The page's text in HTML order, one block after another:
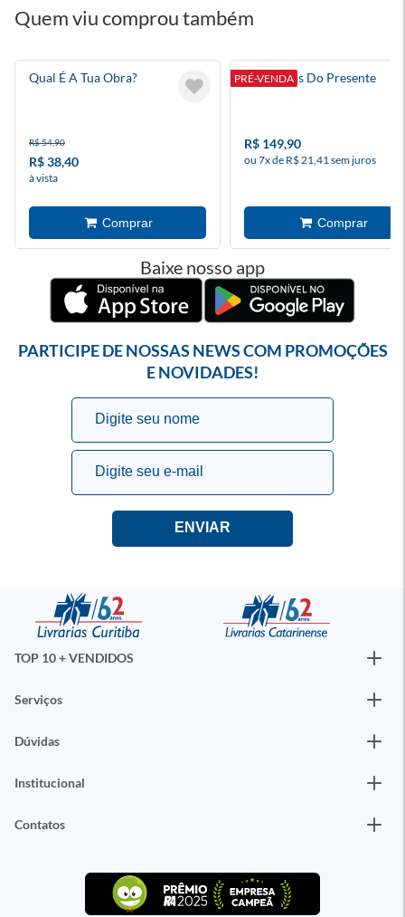
Quem viu comprou também
Qual É A Tua Obra?
R$ 54,90
R$ 38,40
à vista
PRÉ-VENDA
Fantasmas Do Presente
R$ 149,90
ou 7x de R$ 21,41 sem juros
Baixe nosso app
PARTICIPE DE NOSSAS NEWS COM PROMOÇÕES
E NOVIDADES!
TOP 10 + VENDIDOS
Serviços
Dúvidas
Institucional
Contatos